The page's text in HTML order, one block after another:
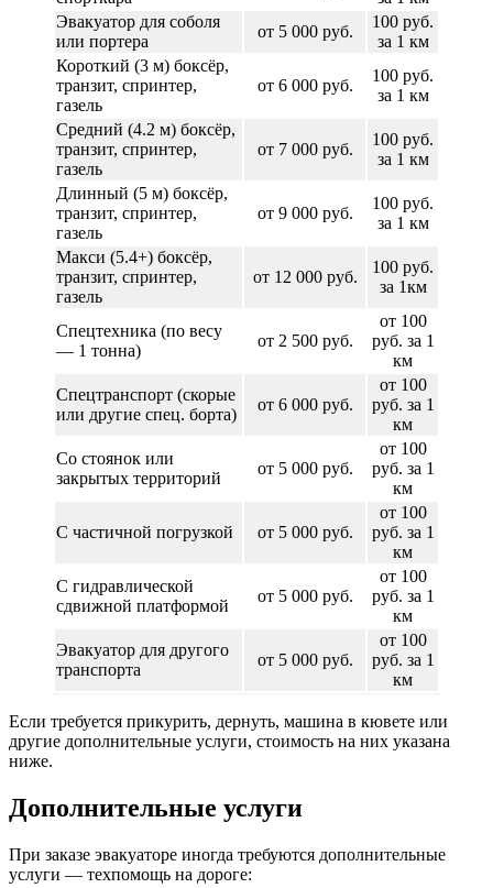
Эвакуатор для соболя
или портера
от 5 000 руб.
100 руб.
за 1 км
Короткий (3 м) боксёр,
транзит, спринтер,
газель
от 6 000 руб.
100 руб.
за 1 км
Средний (4.2 м) боксёр,
транзит, спринтер,
газель
от 7 000 руб.
100 руб.
за 1 км
Длинный (5 м) боксёр,
транзит, спринтер,
газель
от 9 000 руб.
100 руб.
за 1 км
Макси (5.4+) боксёр,
транзит, спринтер,
газель
от 12 000 руб.
100 руб.
за 1км
Спецтехника (по весу
— 1 тонна)
от 2 500 руб.
от 100
руб. за 1
км
Спецтранспорт (скорые
или другие спец. борта)
от 6 000 руб.
от 100
руб. за 1
км
Со стоянок или
закрытых территорий
от 5 000 руб.
от 100
руб. за 1
км
С частичной погрузкой от 5 000 руб.
от 100
руб. за 1
км
С гидравлической
сдвижной платформой
от 5 000 руб.
от 100
руб. за 1
км
Эвакуатор для другого
транспорта
от 5 000 руб.
от 100
руб. за 1
км
Если требуется прикурить, дернуть, машина в кювете или
другие дополнительные услуги, стоимость на них указана
ниже.
Дополнительные услуги
При заказе эвакуаторе иногда требуются дополнительные
услуги — техпомощь на дороге: